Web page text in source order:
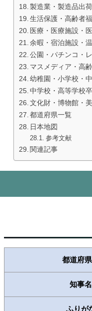
製造業・製造品出
生活保護・高齢者
医療・医療施設・
余暇・宿泊施設・
公園・パチンコ・
マスメディア・高
幼稚園・小学校・
中学校・高等学校
文化財・博物館・
都道府県一覧
日本地図
参考文献
関連記事
都道府
知事名
ふりが